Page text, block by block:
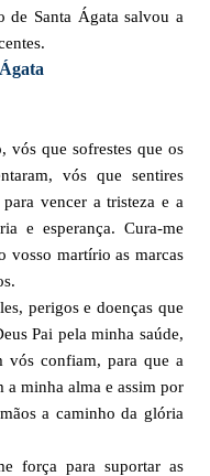
de Santa Ágata salvou a
vós que sofrestes que os
vós que sentires
vencer a tristeza e a
e esperança. Cura-me
vosso martírio as marcas
perigos e doenças que
Pai pela minha saúde,
vós confiam, para que a
a minha alma e assim por
a caminho da glória
força para suportar as